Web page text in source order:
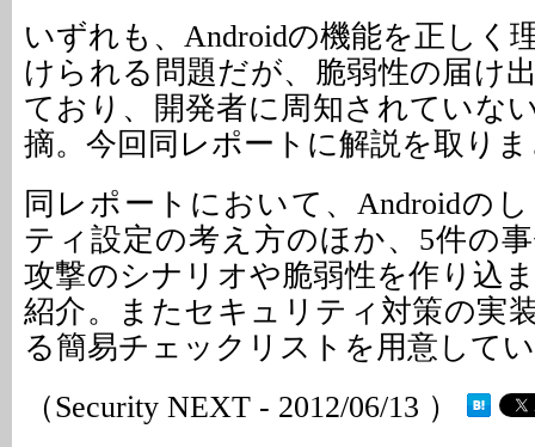
いずれも、Androidの機能を正しく
けられる問題だが、脆弱性の届け
ており、開発者に周知されていな
摘。今回同レポートに解説を取り
同レポートにおいて、Androidの
ティ設定の考え方のほか、5件の
攻撃のシナリオや脆弱性を作り込
紹介。またセキュリティ対策の実
る簡易チェックリストを用意して
（Security NEXT - 2012/06/13 ）